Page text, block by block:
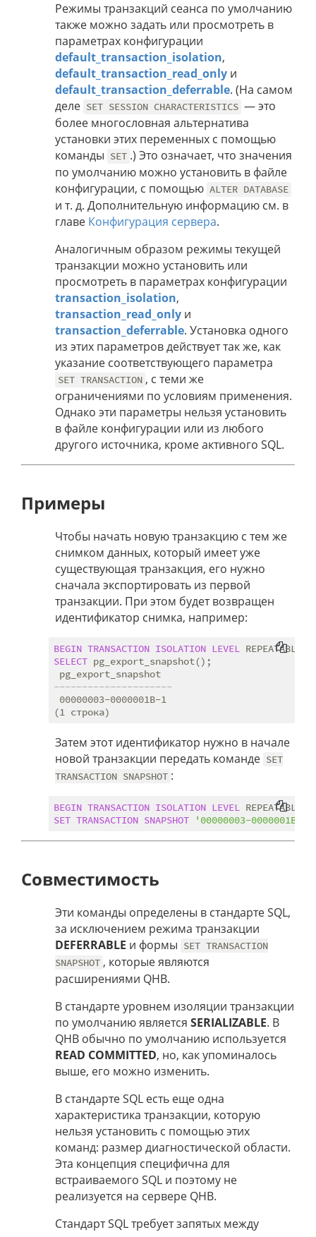
Режимы транзакций сеанса по умолчанию
также можно задать или просмотреть в
параметрах конфигурации
default_transaction_isolation,
default_transaction_read_only и
default_transaction_deferrable. (На самом
деле SET SESSION CHARACTERISTICS — это
более многословная альтернатива
установки этих переменных с помощью
команды SET .) Это означает, что значения
по умолчанию можно установить в файле
конфигурации, с помощью ALTER DATABASE
и т. д. Дополнительную информацию см. в
главе Конфигурация сервера.
Аналогичным образом режимы текущей
транзакции можно установить или
просмотреть в параметрах конфигурации
transaction_isolation,
transaction_read_only и
transaction_deferrable. Установка одного
из этих параметров действует так же, как
указание соответствующего параметра
SET TRANSACTION , с теми же
ограничениями по условиям применения.
Однако эти параметры нельзя установить
в файле конфигурации или из любого
другого источника, кроме активного SQL.
Примеры
Чтобы начать новую транзакцию с тем же
снимком данных, который имеет уже
существующая транзакция, его нужно
сначала экспортировать из первой
транзакции. При этом будет возвращен
идентификатор снимка, например:
BEGIN TRANSACTION ISOLATION LEVEL REPEATABLE
SELECT pg_export_snapshot();
---------------------
00000003-0000001B-1
Затем этот идентификатор нужно в начале
новой транзакции передать команде SET
TRANSACTION SNAPSHOT :
BEGIN TRANSACTION ISOLATION LEVEL REPEATABLE
SET TRANSACTION SNAPSHOT '00000003-0000001B-1'
Совместимость
Эти команды определены в стандарте SQL,
за исключением режима транзакции
DEFERRABLE и формы SET TRANSACTION
SNAPSHOT , которые являются
расширениями QHB.
В стандарте уровнем изоляции транзакции
по умолчанию является SERIALIZABLE. В
QHB обычно по умолчанию используется
READ COMMITTED, но, как упоминалось
выше, его можно изменить.
В стандарте SQL есть еще одна
характеристика транзакции, которую
нельзя установить с помощью этих
команд: размер диагностической области.
Эта концепция специфична для
встраиваемого SQL и поэтому не
реализуется на сервере QHB.
Стандарт SQL требует запятых между